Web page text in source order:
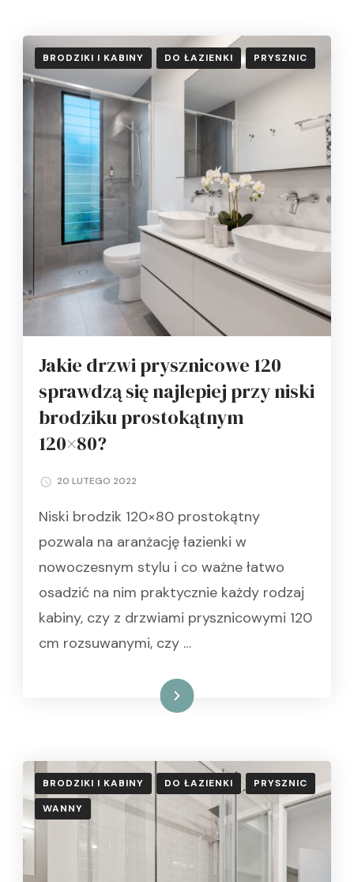
BRODZIKI I KABINY DO ŁAZIENKI PRYSZNIC
Jakie drzwi prysznicowe 120
sprawdzą się najlepiej przy niski
brodziku prostokątnym
120×80?
20 LUTEGO 2022
Niski brodzik 120×80 prostokątny
pozwala na aranżację łazienki w
nowoczesnym stylu i co ważne łatwo
osadzić na nim praktycznie każdy rodzaj
kabiny, czy z drzwiami prysznicowymi 120
cm rozsuwanymi, czy …
Czytaj dalej
BRODZIKI I KABINY DO ŁAZIENKI
PRYSZNIC
WANNY